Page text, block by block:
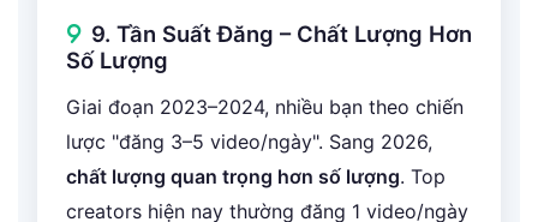
9. Tần Suất Đăng – Chất Lượng Hơn
Số Lượng
Giai đoạn 2023–2024, nhiều bạn theo chiến
lược "đăng 3–5 video/ngày". Sang 2026,
chất lượng quan trọng hơn số lượng. Top
creators hiện nay thường đăng 1 video/ngày